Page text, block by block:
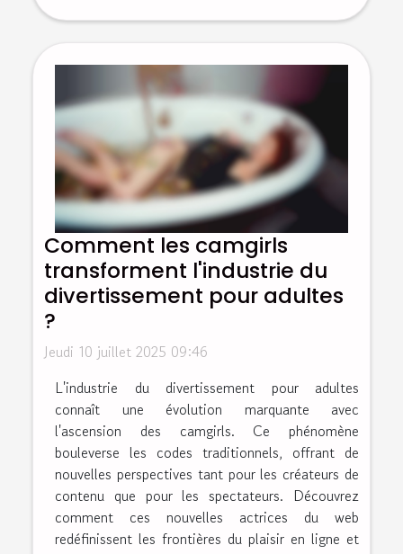
Comment les camgirls
transforment l'industrie du
divertissement pour adultes
?
Jeudi 10 juillet 2025 09:46
L'industrie du divertissement pour adultes
connaît une évolution marquante avec
l'ascension des camgirls. Ce phénomène
bouleverse les codes traditionnels, offrant de
nouvelles perspectives tant pour les créateurs de
contenu que pour les spectateurs. Découvrez
comment ces nouvelles actrices du web
redéfinissent les frontières du plaisir en ligne et